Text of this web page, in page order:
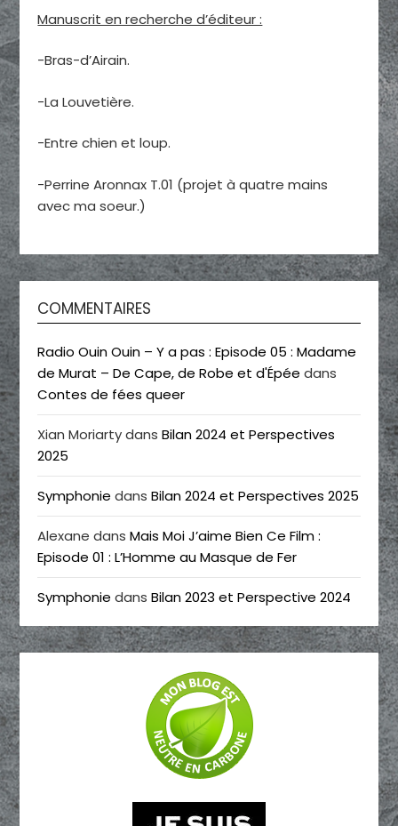
Manuscrit en recherche d’éditeur :
-Bras-d’Airain.
-La Louvetière.
-Entre chien et loup.
-Perrine Aronnax T.01 (projet à quatre mains
avec ma soeur.)
COMMENTAIRES
Radio Ouin Ouin – Y a pas : Episode 05 : Madame
de Murat – De Cape, de Robe et d'Épée dans
Contes de fées queer
Xian MoriartydansBilan 2024 et Perspectives
2025
Symphonie dansBilan 2024 et Perspectives 2025
Alexane dansMais Moi J’aime Bien Ce Film :
Episode 01 : L’Homme au Masque de Fer
Symphonie dansBilan 2023 et Perspective 2024